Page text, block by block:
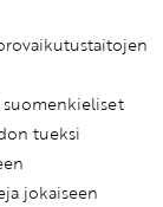
tueksi
jokaiseen